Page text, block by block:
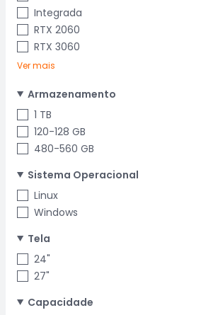
Integrada
RTX 2060
RTX 3060
Ver mais
Armazenamento
1 TB
120-128 GB
480-560 GB
Sistema Operacional
Linux
Windows
Tela
24"
27"
Capacidade